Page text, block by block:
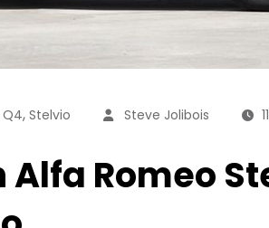
Q4, Stelvio Steve Jolibois
Romeo